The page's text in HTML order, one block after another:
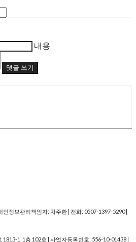
내용
댓글 쓰기
인정보관리책임자: 차주한 | 전화: 0507-1397-5290 |
1, 1층 102호 | 사업자등록번호: 556-10-01438 |